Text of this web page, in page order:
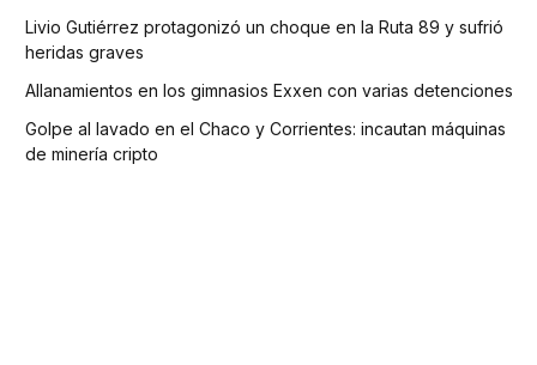
Livio Gutiérrez protagonizó un choque en la Ruta 89 y sufrió
heridas graves
Allanamientos en los gimnasios Exxen con varias detenciones
Golpe al lavado en el Chaco y Corrientes: incautan máquinas
de minería cripto